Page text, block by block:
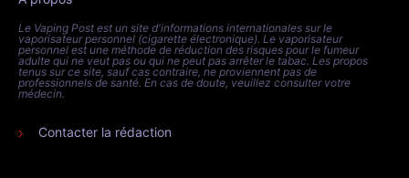
Le Vaping Post est un site d'informations internationales sur le
vaporisateur personnel (cigarette électronique). Le vaporisateur
personnel est une méthode de réduction des risques pour le fumeur
adulte qui ne veut pas ou qui ne peut pas arrêter le tabac. Les propos
tenus sur ce site, sauf cas contraire, ne proviennent pas de
professionnels de santé. En cas de doute, veuillez consulter votre
médecin.
Contacter la rédaction